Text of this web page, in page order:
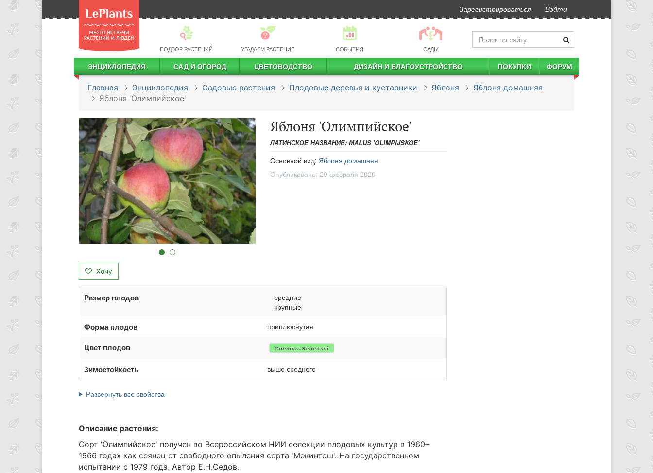
Зарегистрироваться Войти
ПОДБОР РАСТЕНИЙ УГАДАЕМ РАСТЕНИЕ СОБЫТИЯ САДЫ
ЭНЦИКЛОПЕДИЯ САД И ОГОРОД ЦВЕТОВОДСТВО ДИЗАЙН И БЛАГОУСТРОЙСТВО ПОКУПКИ ФОРУМ
Главная Энциклопедия Садовые растения Плодовые деревья и кустарники Яблоня
Яблоня домашняя
Яблоня 'Олимпийское'
Яблоня 'Олимпийское'
ЛАТИНСКОЕ НАЗВАНИЕ: MALUS 'OLIMPIJSKOE'
Основной вид: Яблоня домашняя
Опубликовано: 29 февраля 2020
Хочу
Размер плодов
средние
крупные
Форма плодов приплюснутая
Цвет плодов Светло-Зеленый
Зимостойкость выше среднего
Развернуть все свойства
Описание растения:
Сорт 'Олимпийское' получен во Всероссийском НИИ селекции плодовых культур в 1960–
1966 годах как сеянец от свободного опыления сорта 'Мекинтош'. На государственном
испытании с 1979 года. Автор Е.Н.Седов.